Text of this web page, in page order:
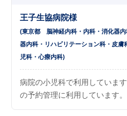
王子生協病院様
(東京都 脳神経内科 内科 消化器
器内科
リハビリテーション科 皮膚
児科
心療内科)
病院の小児科で利用していま
の予約管理に利用しています。